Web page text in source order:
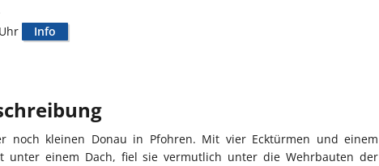
Info
noch kleinen Donau in Pfohren. Mit vier Ecktürmen und einem
unter einem Dach, fiel sie vermutlich unter die Wehrbauten der